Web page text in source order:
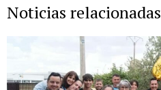
Noticias relacionadas